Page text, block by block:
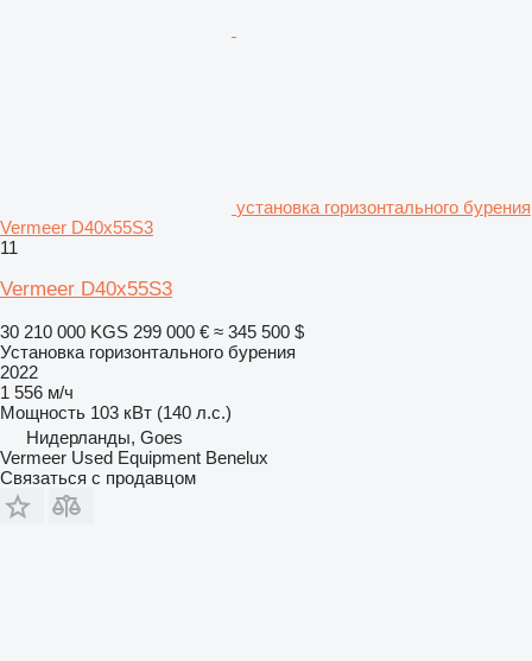
установка горизонтального бурения
Vermeer D40x55S3
11
Vermeer D40x55S3
30 210 000 KGS 299 000 € ≈ 345 500 $
Установка горизонтального бурения
2022
1 556 м/ч
Мощность 103 кВт (140 л.с.)
Нидерланды, Goes
Vermeer Used Equipment Benelux
Связаться с продавцом